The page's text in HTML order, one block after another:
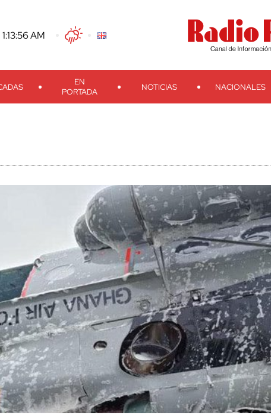
-1:13:57 AM TwitterFacebook
Threads
Instagram TelegramTeveo Ivoox RSS
EN
PORTADA
NOTICIAS NACIONALES